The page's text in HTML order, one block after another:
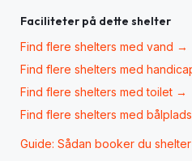
Faciliteter på dette shelter
Find flere shelters med vand →
Find flere shelters med
Find flere shelters medtoilet →
Find flere shelters med bålplads
Guide: Sådan booker du